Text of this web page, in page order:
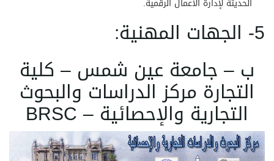
الحديثة لإدارة الاعمال الرقمية.
5- الجهات المهنية:
ب – جامعة عين شمس – كلية
التجارة مركز الدراسات والبحوث
التجارية والإحصائية – BRSC